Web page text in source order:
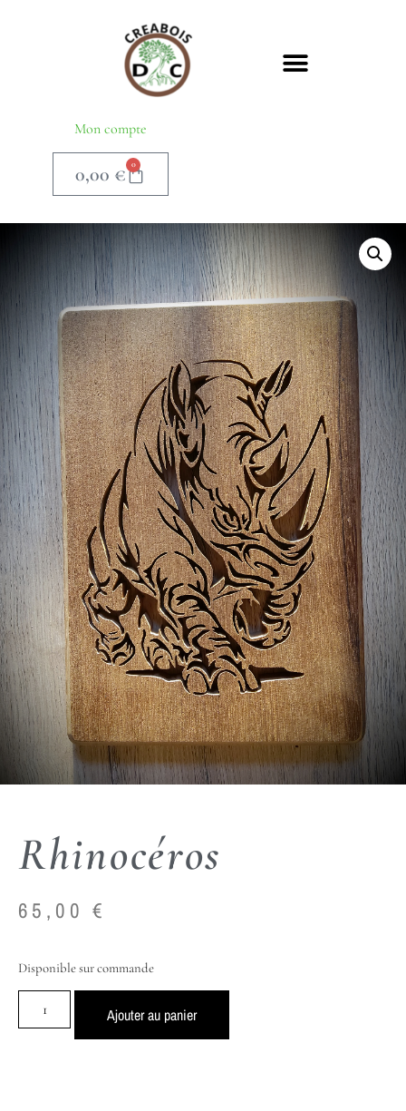
Mon compte
0,00 € 0
Rhinocéros
65,00€
Disponible sur commande
Ajouter au panier